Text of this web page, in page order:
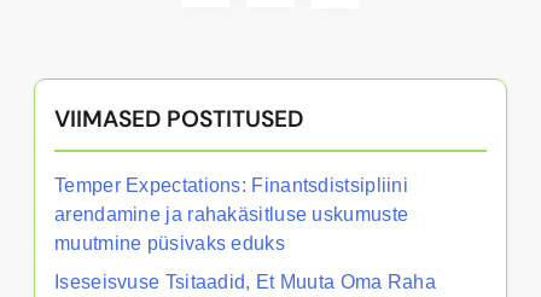
VIIMASED POSTITUSED
Temper Expectations: Finantsdistsipliini
arendamine ja rahakäsitluse uskumuste
muutmine püsivaks eduks
Iseseisvuse Tsitaadid, Et Muuta Oma Raha